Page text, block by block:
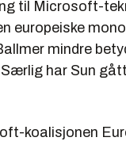
til Microsoft-
europeiske
mindre
har Sun
koalisjonen